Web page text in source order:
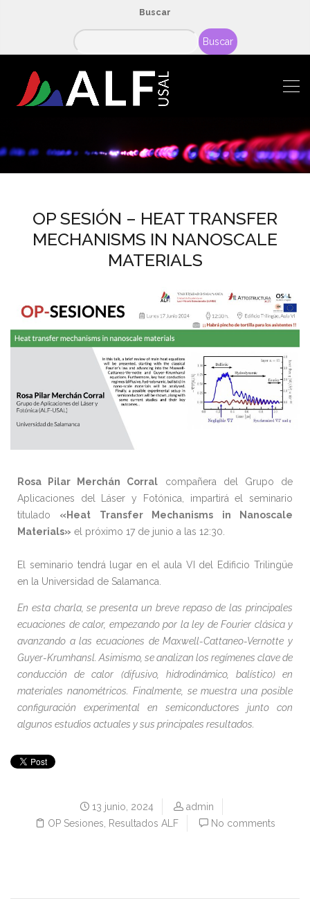
Buscar
Buscar
OP SESIÓN – HEAT TRANSFER
MECHANISMS IN NANOSCALE
MATERIALS
Rosa Pilar Merchán Corral compañera del Grupo de
Aplicaciones del Láser y Fotónica, impartirá el seminario
titulado «Heat Transfer Mechanisms in Nanoscale
Materials» el próximo 17 de junio a las 12:30.
El seminario tendrá lugar en el aula VI del Edificio Trilingüe
en la Universidad de Salamanca.
En esta charla, se presenta un breve repaso de las principales
ecuaciones de calor, empezando por la ley de Fourier clásica y
avanzando a las ecuaciones de Maxwell-Cattaneo-Vernotte y
Guyer-Krumhansl. Asimismo, se analizan los regímenes clave de
conducción de calor (difusivo, hidrodinámico, balístico) en
materiales nanométricos. Finalmente, se muestra una posible
configuración experimental en semiconductores junto con
algunos estudios actuales y sus principales resultados.
13 junio, 2024
admin
OP Sesiones
Resultados ALF No comments